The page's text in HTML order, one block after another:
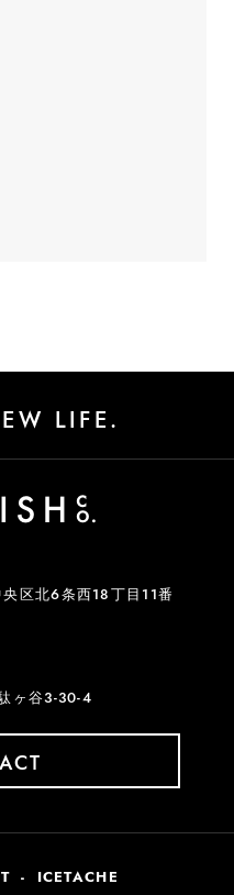
LIFE.
ICETACHE
区北6条西18丁目11番
ヶ谷3-30-4